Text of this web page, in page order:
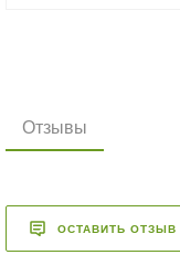
Отзывы
ОСТАВИТЬ ОТЗЫВ